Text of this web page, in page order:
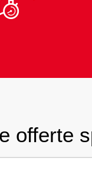
offerte